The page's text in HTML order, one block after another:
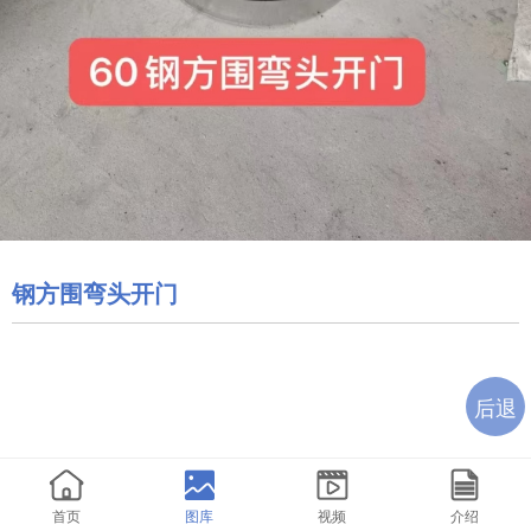
钢方围弯头开门
后退
首页 图库 视频 介绍